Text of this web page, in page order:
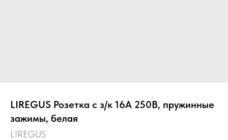
LIREGUS Розетка с з/к 16А 250В, пружинные
зажимы, белая
LIREGUS